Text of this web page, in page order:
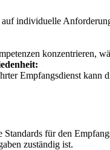
individuelle
konzentrieren,
Empfangsdienst
für den
zuständig ist.